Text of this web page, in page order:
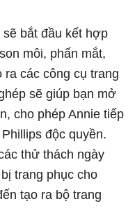
bắt đầu kết hợp
môi, phấn mắt,
ra các công cụ trang
sẽ giúp bạn mở
cho phép Annie tiếp
độc quyền.
thử thách ngày
trang phục cho
tạo ra bộ trang